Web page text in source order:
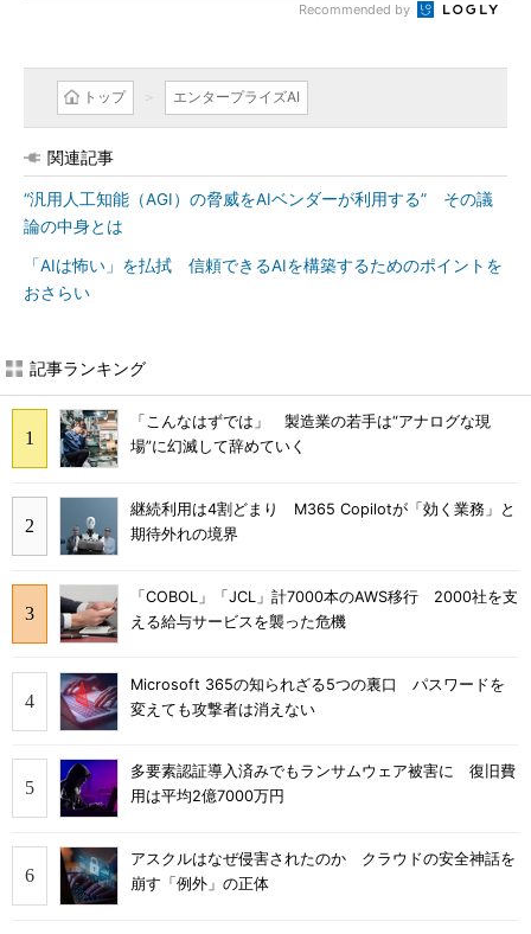
Recommended by
トップ エンタープライズAI
関連記事
“汎用人工知能（AGI）の脅威をAIベンダーが利用する” その議
論の中身とは
「AIは怖い」を払拭 信頼できるAIを構築するためのポイントを
おさらい
記事ランキング
「こんなはずでは」 製造業の若手は“アナログな現
場”に幻滅して辞めていく
継続利用は4割どまり M365 Copilotが「効く業務」と
期待外れの境界
「COBOL」「JCL」計7000本のAWS移行 2000社を支
える給与サービスを襲った危機
Microsoft 365の知られざる5つの裏口 パスワードを
変えても攻撃者は消えない
多要素認証導入済みでもランサムウェア被害に 復旧費
用は平均2億7000万円
アスクルはなぜ侵害されたのか クラウドの安全神話を
崩す「例外」の正体